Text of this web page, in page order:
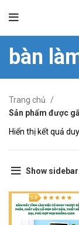
bàn
Trang chủ
Sản phẩm được
Hiển thị kết quả
Show sidebar